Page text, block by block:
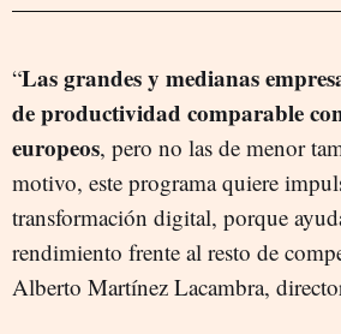
“Las grandes y medianas
de productividad comparable
europeos, pero no las de menor
motivo, este programa quiere
transformación digital, porque
rendimiento frente al resto de
Alberto Martínez Lacambra,